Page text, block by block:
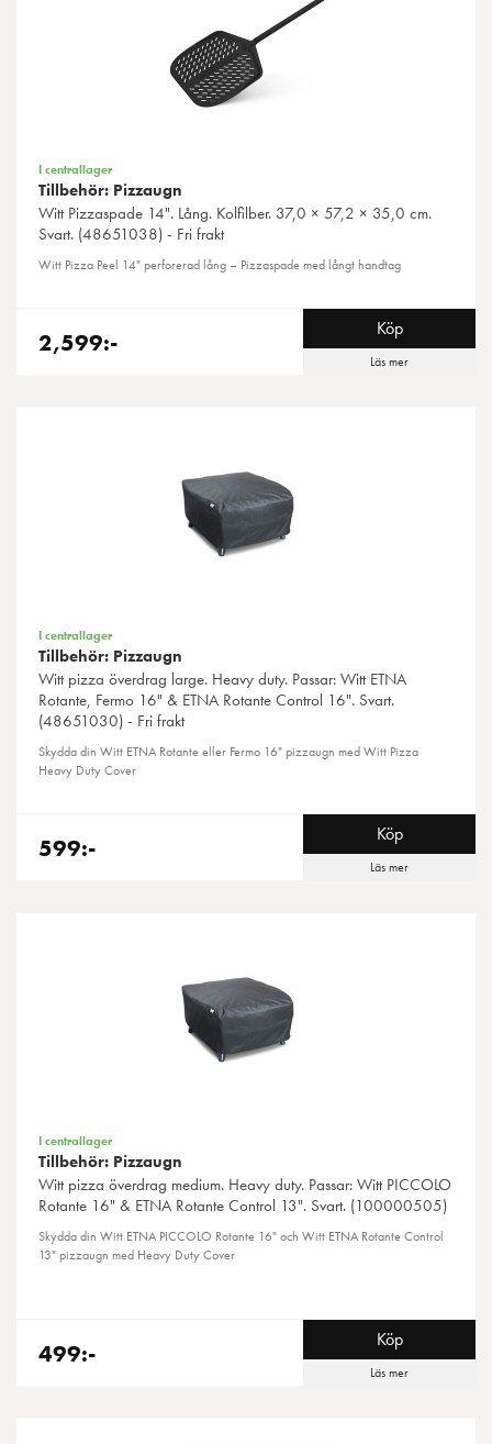
I centrallager
Tillbehör: Pizzaugn
WittPizzaspade 14". Lång. Kolfilber. 37,0 × 57,2 × 35,0 cm.
Svart. (48651038) - Fri frakt
Witt Pizza Peel 14" perforerad lång – Pizzaspade med långt handtag
2,599:- Köp
Läs mer
I centrallager
Tillbehör: Pizzaugn
Wittpizza överdrag large. Heavy duty. Passar: Witt ETNA
Rotante, Fermo 16" & ETNA Rotante Control 16". Svart.
(48651030) - Fri frakt
Skydda din Witt ETNA Rotante eller Fermo 16" pizzaugn med Witt Pizza
Heavy Duty Cover
599:- Köp
Läs mer
I centrallager
Tillbehör: Pizzaugn
Wittpizza överdrag medium. Heavy duty. Passar: Witt PICCOLO
Rotante 16" & ETNA Rotante Control 13". Svart. (100000505)
Skydda din Witt ETNA PICCOLO Rotante 16" och Witt ETNA Rotante Control
13" pizzaugn med Heavy Duty Cover
499:- Köp
Läs mer